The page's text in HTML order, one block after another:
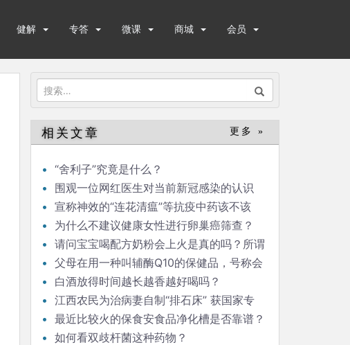
健解 专答 微课 商城 会员
搜
索：
相关文章 更多 »
“舍利子”究竟是什么？
围观一位网红医生对当前新冠感染的认识
宣称神效的“连花清瘟”等抗疫中药该不该
吃？为什么不建议健康女性进行卵巢癌筛查？
请问宝宝喝配方奶粉会上火是真的吗？所谓
的奶伴侣“清伙灵”有效果吗？如果能清火，为
什么不取名“清火灵”？商家玩的是什么手段？
父母在用一种叫辅酶Q10的保健品，号称会
增强免疫力。能科普一下吗？
白酒放得时间越长越香越好喝吗？
江西农民为治病妻自制“排石床” 获国家专
利。对于肾结石，倒立排石，是否有科学依
据？
最近比较火的保食安食品净化槽是否靠谱？
其原理是以水的裂解杀菌，水触媒消毒。请问
如何看双歧杆菌这种药物？